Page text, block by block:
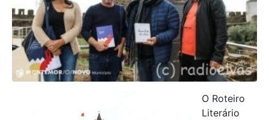
O Roteiro
Literário